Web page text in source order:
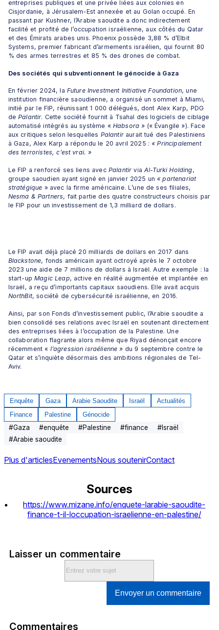
entreprises publiques et une privée liées aux colonies en
Cisjordanie, à Jérusalem-Est annexée et au Golan occupé. En
passant par Kushner, l’Arabie saoudite a donc indirectement
facilité et profité de l’occupation israélienne, aux côtés du Qatar
et des Émirats arabes unis. Phoenix possède 3,88 % d’Elbit
Systems, premier fabricant d’armements israélien, qui fournit 80
% des armes terrestres et 85 % des drones de combat.
Des sociétés qui subventionnent le génocide à Gaza
En février 2024, la Future Investment Initiative Foundation, une
institution financière saoudienne, a organisé un sommet à Miami,
initié par le FIP, réunissant 1 000 délégués, dont Alex Karp, PDG
de Palantir. Cette société fournit à Tsahal des logiciels de ciblage
automatisé intégrés au système « Habsora » (« Évangile »). Face
aux critiques selon lesquelles Palantir aurait tué des Palestiniens
à Gaza, Alex Karp a répondu le 20 avril 2025 : « Principalement
des terroristes, c’est vrai. »
Le FIP a renforcé ses liens avec Palantir via Al-Turki Holding,
groupe saoudien ayant signé en janvier 2025 un « partenariat
stratégique
Nesma & Partners, fait partie des quatre constructeurs choisis par
le FIP pour un investissement de 1,3 milliard de dollars.
Blackstone, fonds américain ayant octroyé après le 7 octobre
2023 une aide de 7 millions de dollars à Israël. Autre exemple : la
start-up Magic Leap, active en réalité augmentée et implantée en
NorthBit, société de cybersécurité israélienne, en 2016.
Ainsi, par son Fonds d’investissement public, l’Arabie saoudite a
bien consolidé ses relations avec Israël en soutenant directement
des entreprises liées à l’occupation de la Palestine. Une
collaboration flagrante alors même que Riyad dénonçait encore
récemment « l’agression israélienne » du 9 septembre contre le
Qatar et s’inquiète désormais des ambitions régionales de Tel-
Aviv.
Enquête Gaza Arabie Saoudite Israël
Actualités
Finance
Palestine Génocide
#Gaza #enquête #Palestine #finance #Israël
#Arabie saoudite
Plus d'articlesEvenementsNous soutenirContact
Sources
https://www.mizane.info/enquete-larabie-saoudite-
finance-t-il-loccupation-israelienne-en-palestine/
Laisser un commentaire
Envoyer un commentaire
Commentaires